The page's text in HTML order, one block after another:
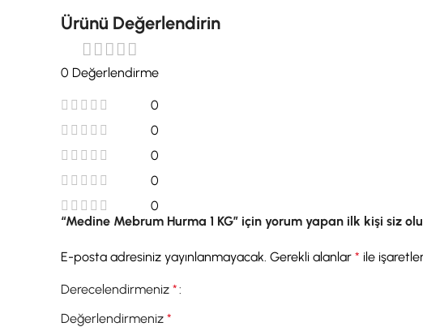
Ürünü Değerlendirin
0 Değerlendirme
0
0
0
0
0
“Medine Mebrum Hurma 1 KG” için yorum yapan ilk kişi siz
E-posta adresiniz yayınlanmayacak. Gerekli alanlar* ile
Derecelendirmeniz*
Değerlendirmeniz*